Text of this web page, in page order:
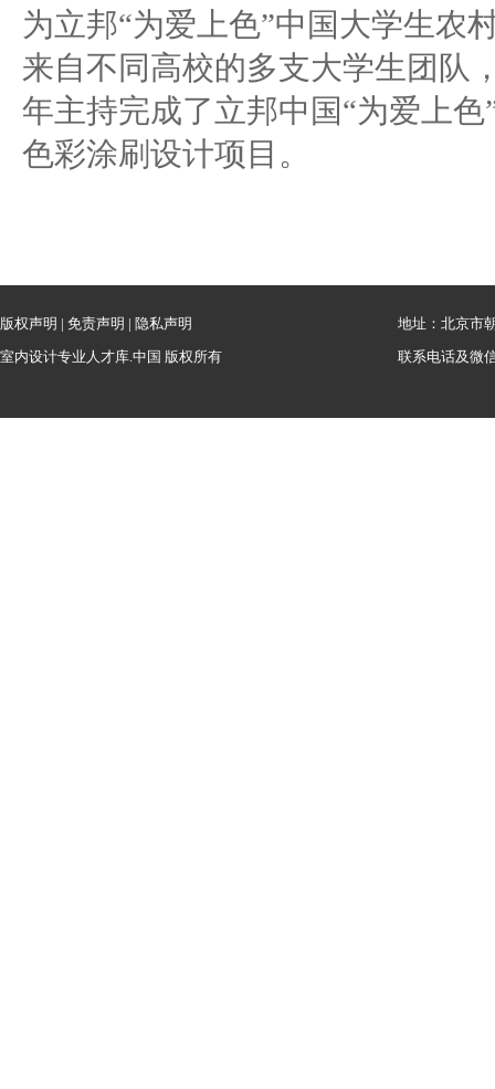
为立邦“为爱上色”中国大学生农
来自不同高校的多支大学生团队
年主持完成了立邦中国“为爱上
色彩涂刷设计项目。
版权声明 | 免责声明 | 隐私声明
室内设计专业人才库.中国 版权所有
地址：北京市
联系电话及微